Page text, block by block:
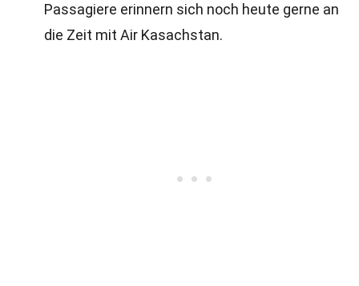
Passagiere erinnern sich noch heute gerne an
die Zeit mit Air Kasachstan.